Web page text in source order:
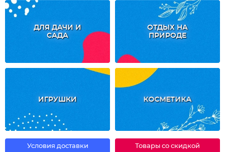
ДЛЯ ДАЧИ И
САДА
ОТДЫХ НА
ПРИРОДЕ
ИГРУШКИ КОСМЕТИКА
Условия доставки Товары со скидкой